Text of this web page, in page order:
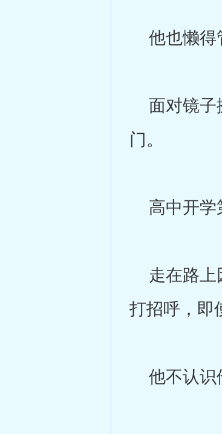
他也懒得
面对镜子
门。
高中开学
走在路上
打招呼，即
他不认识